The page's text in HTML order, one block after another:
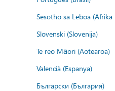
Sesotho sa Leboa (Afrika
Slovenski (Slovenija)
Te reo Māori (Aotearoa)
Valencià (Espanya)
Български (България)